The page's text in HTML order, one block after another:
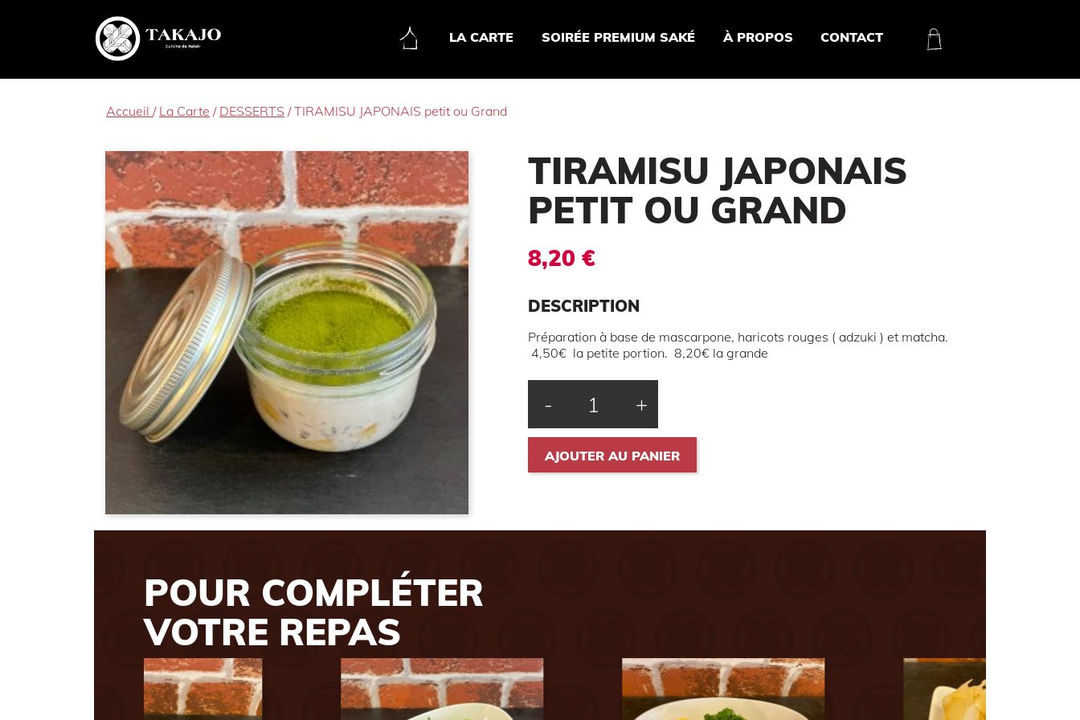
LA CARTE SOIRÉE PREMIUM SAKÉ À PROPOS CONTACT
Accueil / La Carte / DESSERTS / TIRAMISU JAPONAIS petit ou Grand
TIRAMISU JAPONAIS
PETIT OU GRAND
8,20 €
DESCRIPTION
Préparation à base de mascarpone, haricots rouges ( adzuki ) et matcha.
4,50€ la petite portion. 8,20€ la grande
- +
AJOUTER AU PANIER
POUR COMPLÉTER
VOTRE REPAS